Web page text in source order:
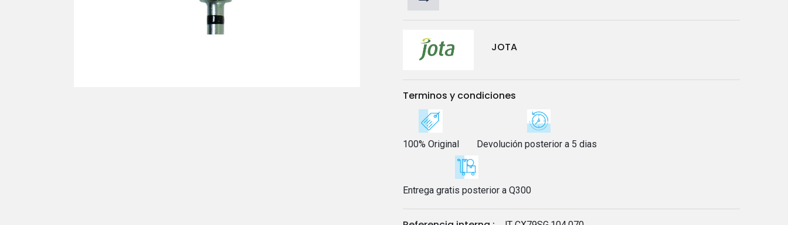
JOTA
Terminos y condiciones
100% Original Devolución posterior a 5 dias
Entrega gratis posterior a Q300